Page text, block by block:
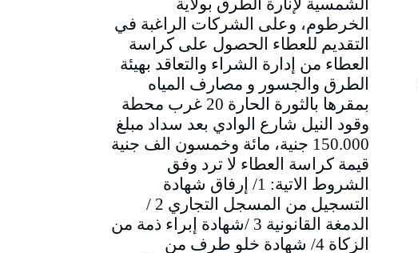
الخرطوم، وعلى الشركات الراغبة في
التقديم للعطاء الحصول على كراسة
العطاء من إدارة الشراء والتعاقد بهيئة
الطرق والجسور و مصارف المياه
بمقرها بالثورة الحارة 20 غرب محطة
وقود النيل شارع الوادي بعد سداد مبلغ
150.000 جنية، مائة وخمسون الف جنية
قيمة كراسة العطاء لا ترد وفق
الشروط الاتية: 1/ إرفاق شهادة
التسجيل من المسجل التجاري 2 /
الدمغة القانونية 3 /شهادة إبراء ذمة من
الزكاة 4/ شهادة خلو طرف من